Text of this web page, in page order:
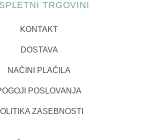
TRGOVINI
KONTAKT
DOSTAVA
NAČINI PLAČILA
POSLOVANJA
ZASEBNOSTI